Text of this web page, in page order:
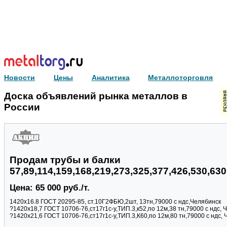
Новости Цены Аналитика Металлоторговля
Доска объявлений рынка металлов в
России
Продам трубы и балки
Цена: 65 000 руб./т.
1420х16.8 ГОСТ 20295-85, ст.10Г2ФБЮ,2шт, 13тн,79000 с ндс,Челябинск
?1420х18,7 ГОСТ 10706-76,ст17г1с-у,ТИП.3,к52,по 12м,38 тн,79000 с ндс,
?1420х21,6 ГОСТ 10706-76,ст17г1с-у,ТИП.3,К60,по 12м,80 тн,79000 с ндс,